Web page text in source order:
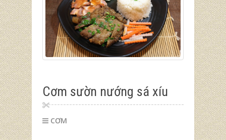
Cơm sườn nướng sá xíu
CƠM